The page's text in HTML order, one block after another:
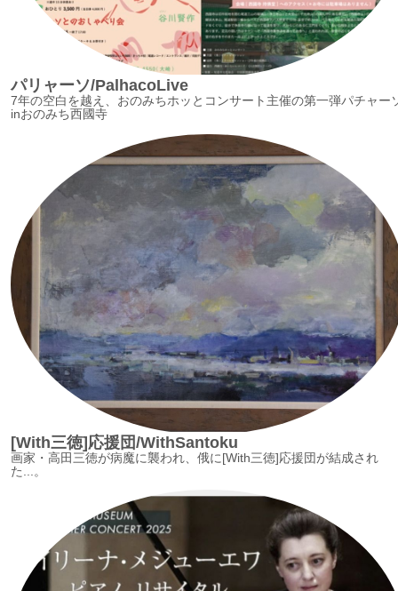
パリャーソ/PalhacoLive
7年の空白を越え、おのみちホッとコンサート主催の第一弾パチャー
inおのみち西國寺
[With三徳]応援団/WithSantoku
画家・高田三徳が病魔に襲われ、俄に[With三徳]応援団が結成され
た...。